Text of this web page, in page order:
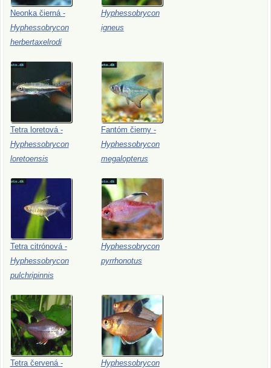
Neonka čierná -
Hyphessobrycon
herbertaxelrodi
Hyphessobrycon
igneus
Tetra loretová -
Hyphessobrycon
loretoensis
Fantóm čierny -
Hyphessobrycon
megalopterus
Tetra citrónová -
Hyphessobrycon
pulchripinnis
Hyphessobrycon
pyrrhonotus
Tetra červená -
Hyphessobrycon